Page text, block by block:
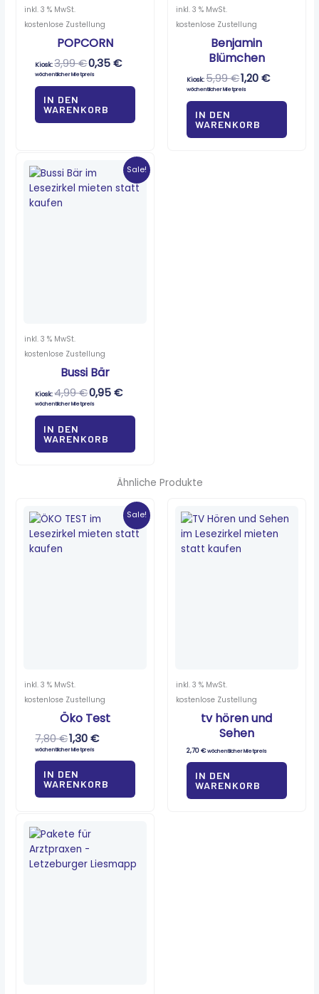
inkl. 3 % MwSt.
kostenlose Zustellung
POPCORN
Kiosk:3,99€0,35€
wöchentlicher Mietpreis
IN DEN
WARENKORB
inkl. 3 % MwSt.
kostenlose Zustellung
Benjamin
Blümchen
Kiosk:5,99€1,20€
wöchentlicher Mietpreis
IN DEN
WARENKORB
Sale!
inkl. 3 % MwSt.
kostenlose Zustellung
Bussi Bär
Kiosk:4,99€
Ursprünglicher
war:
4,99 €
0,95€
Aktueller
Preis
ist:
0,95 €.
wöchentlicher Mietpreis
IN DEN
WARENKORB
Ähnliche Produkte
Sale!
inkl. 3 % MwSt.
kostenlose Zustellung
Öko Test
7,80€
war:
7,80 €
1,30€
Aktueller
ist:
1,30 €.
wöchentlicher Mietpreis
IN DEN
WARENKORB
inkl. 3 % MwSt.
kostenlose Zustellung
tv hören und
Sehen
2,70€wöchentlicher Mietpreis
IN DEN
WARENKORB